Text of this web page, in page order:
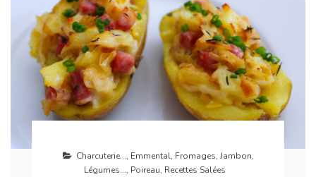
Charcuterie..., Emmental, Fromages, Jambon,
Légumes..., Poireau, Recettes Salées